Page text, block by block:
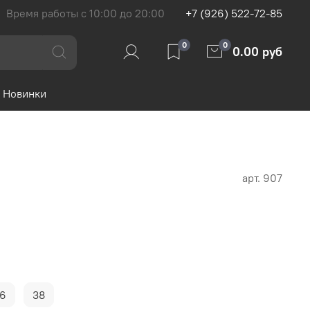
Время работы с 10:00 до 20:00 +7 (926) 522-72-85
0 0 0.00 руб
Новинки
арт. 907
38